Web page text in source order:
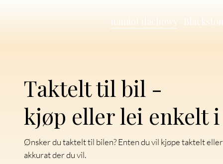
namiot dachowy
Taktelt til bil -
kjøp eller lei enkelt
Ønsker du taktelt til bilen? Enten du vil kjøpe taktelt
akkurat der du vil.